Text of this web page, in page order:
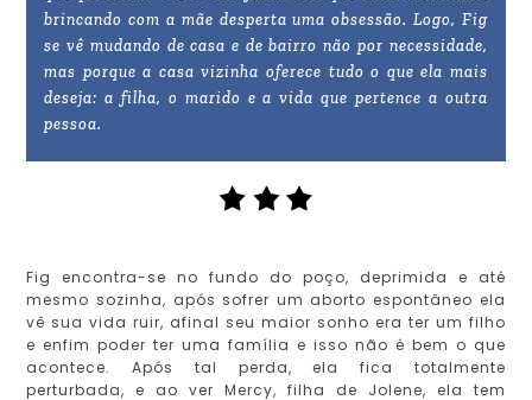
brincando com a mãe desperta uma obsessão. Logo, Fig
se vê mudando de casa e de bairro não por necessidade,
mas porque a casa vizinha oferece tudo o que ela mais
deseja: a filha, o marido e a vida que pertence a outra
pessoa.
Fig encontra-se no fundo do poço, deprimida e até
mesmo sozinha, após sofrer um aborto espontâneo ela
vê sua vida ruir, afinal seu maior sonho era ter um filho
e enfim poder ter uma família e isso não é bem o que
acontece. Após tal perda, ela fica totalmente
perturbada, e ao ver Mercy, filha de Jolene, ela tem